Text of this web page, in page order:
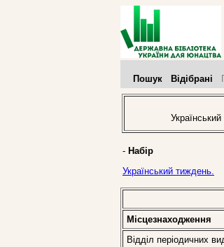
Пошук Відібрані
- Набір
Український тиждень.
Місцезнаходження
Відділ періодичних